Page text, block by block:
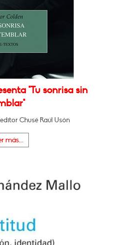
"Tu sonrisa sin
Chusé Raúl Usón
más...